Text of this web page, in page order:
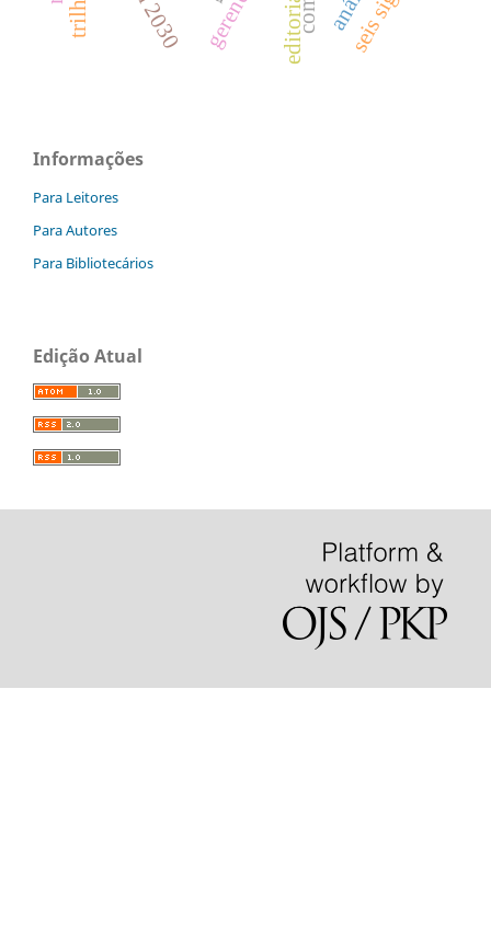
editoria
Informações
Para Leitores
Para Autores
Para Bibliotecários
Edição Atual